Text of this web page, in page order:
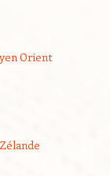
Orient